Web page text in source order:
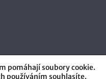
pomáhají soubory cookie.
používáním souhlasíte.